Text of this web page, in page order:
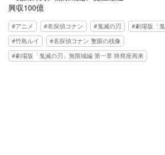
興収100億
アニメ 名探偵コナン 鬼滅の刃
劇場版「
竹島ルイ
名探偵コナン 隻眼の残像
劇場版「鬼滅の刃」無限城編 第一章 猗窩座再来